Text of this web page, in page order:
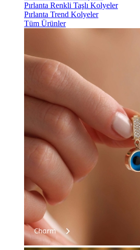
Pırlanta Renkli Taşlı Kolyeler
Pırlanta Trend Kolyeler
Tüm Ürünler